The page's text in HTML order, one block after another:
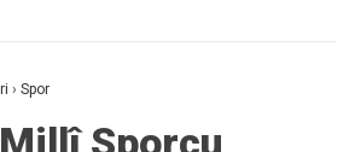
› Spor